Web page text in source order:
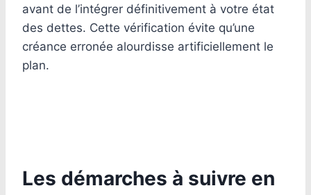
avant de l’intégrer définitivement à votre état
des dettes. Cette vérification évite qu’une
créance erronée alourdisse artificiellement le
plan.
Les démarches à suivre en